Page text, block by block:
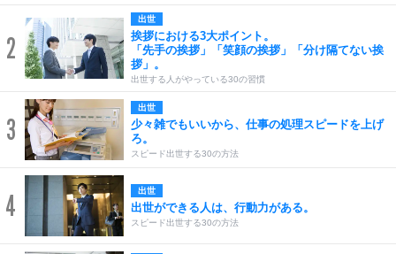
2
出世
挨拶における3大ポイント。
「先手の挨拶」「笑顔の挨拶」「分け隔てない挨
拶」。
出世する人がやっている30の習慣
3
出世
少々雑でもいいから、仕事の処理スピードを上げ
ろ。
スピード出世する30の方法
4 出世
出世ができる人は、行動力がある。
スピード出世する30の方法